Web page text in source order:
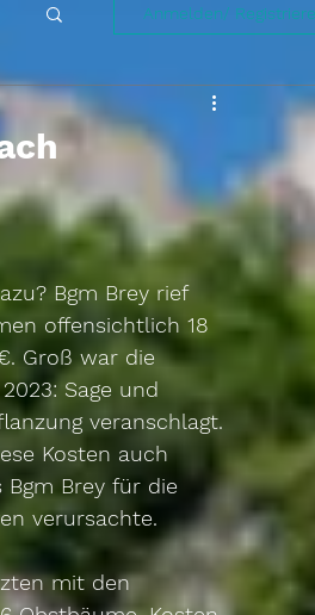
Anmelden/
Bgm Brey rief
offensichtlich 18
Groß war die
Sage und
veranschlagt.
Kosten auch
Brey für die
verursachte.
mit den